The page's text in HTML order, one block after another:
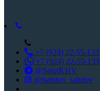
+7 (924) 22-55-133
+7 (924) 22-55-133
@SalutKHV
@tsarstvo_salutov